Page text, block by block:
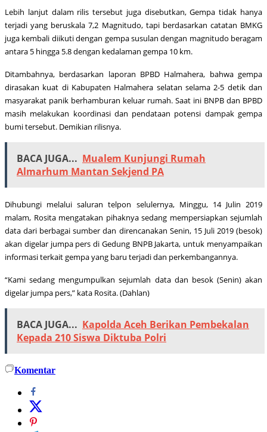
Lebih lanjut dalam rilis tersebut juga disebutkan, Gempa tidak hanya
terjadi yang beruskala 7,2 Magnitudo, tapi berdasarkan catatan BMKG
juga kembali diikuti dengan gempa susulan dengan magnitudo beragam
antara 5 hingga 5.8 dengan kedalaman gempa 10 km.
Ditambahnya, berdasarkan laporan BPBD Halmahera, bahwa gempa
dirasakan kuat di Kabupaten Halmahera selatan selama 2-5 detik dan
masyarakat panik berhamburan keluar rumah. Saat ini BNPB dan BPBD
masih melakukan koordinasi dan pendataan potensi dampak gempa
bumi tersebut. Demikian rilisnya.
BACA JUGA... Mualem Kunjungi Rumah
Almarhum Mantan Sekjend PA
Dihubungi melalui saluran telpon selulernya, Minggu, 14 Julin 2019
malam, Rosita mengatakan pihaknya sedang mempersiapkan sejumlah
data dari berbagai sumber dan direncanakan Senin, 15 Juli 2019 (besok)
akan digelar jumpa pers di Gedung BNPB Jakarta, untuk menyampaikan
informasi terkait gempa yang baru terjadi dan perkembangannya.
“Kami sedang mengumpulkan sejumlah data dan besok (Senin) akan
digelar jumpa pers,” kata Rosita. (Dahlan)
BACA JUGA... Kapolda Aceh Berikan Pembekalan
Kepada 210 Siswa Diktuba Polri
Komentar